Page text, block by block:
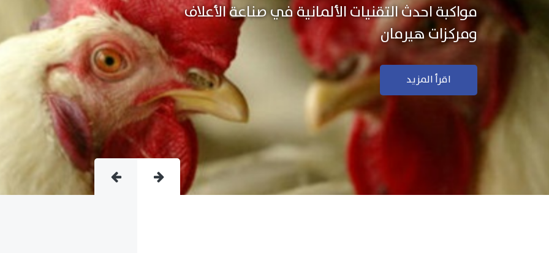
نستخدم التكنولوجيا الألمانية المتقدمة فى صناعة
منتجاتنا بجودة ودقة عالية
اقرأ المزيد